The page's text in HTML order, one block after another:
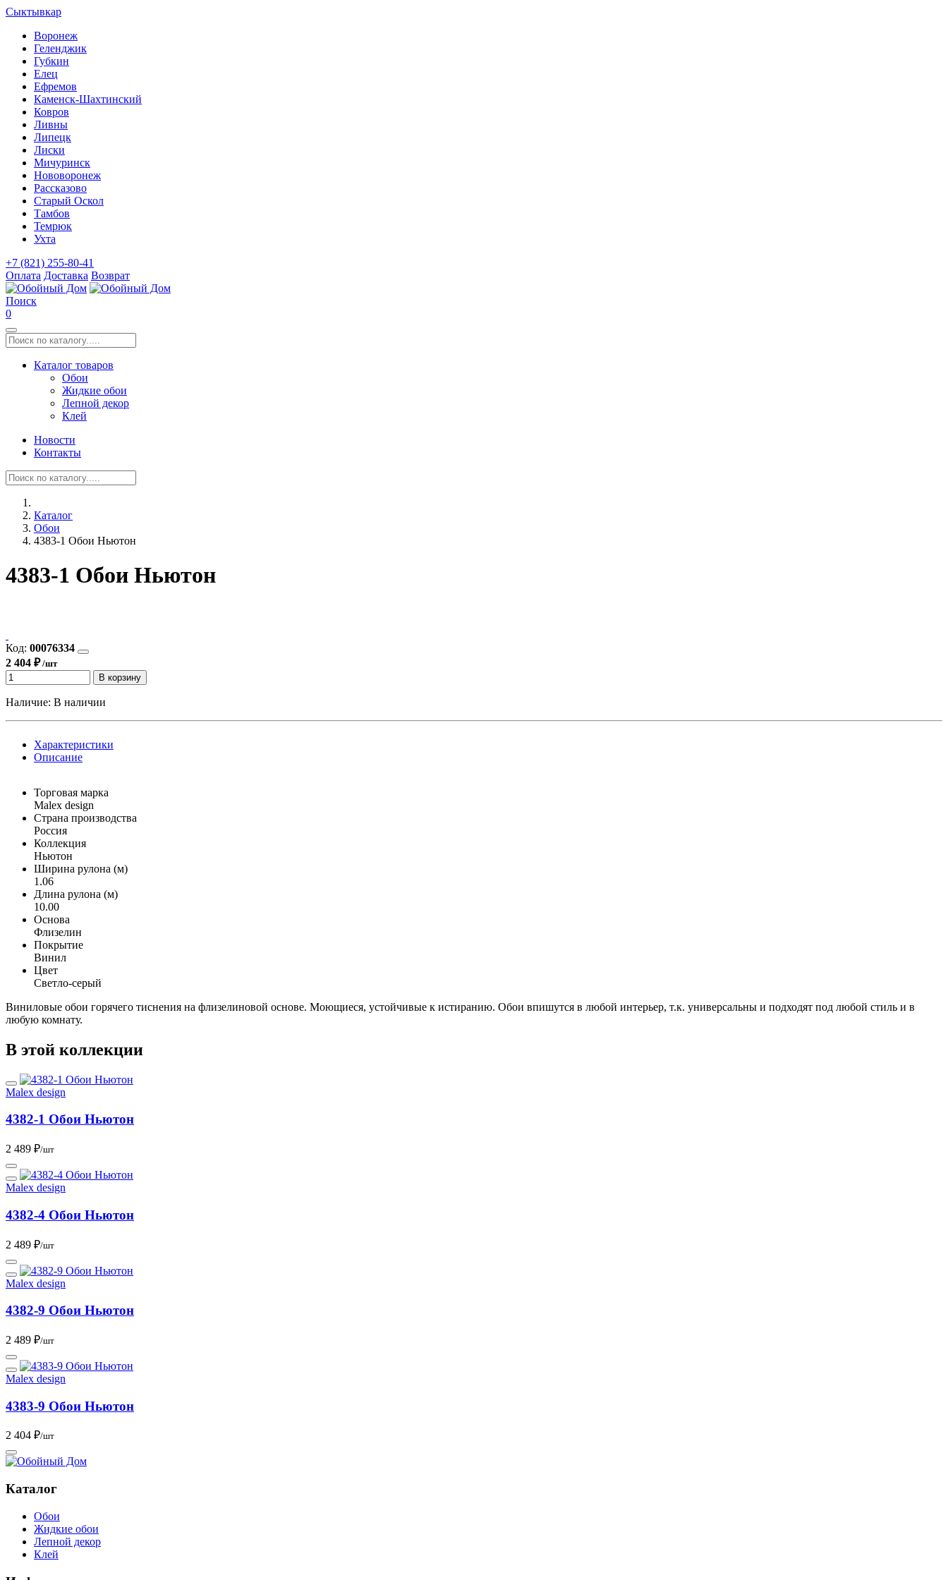
Сыктывкар
Воронеж
Геленджик
Губкин
Елец
Ефремов
Каменск-Шахтинский
Ковров
Ливны
Липецк
Лиски
Мичуринск
Нововоронеж
Рассказово
Старый Оскол
Тамбов
Темрюк
Ухта
+7 (821) 255-80-41
Оплата Доставка Возврат
Поиск
0
Каталог товаров
Обои
Жидкие обои
Лепной декор
Клей
Новости
Контакты
Каталог
Обои
4383-1 Обои Ньютон
4383-1 Обои Ньютон
Код: 00076334
2 404 ₽/шт
В корзину
Наличие: В наличии
Характеристики
Описание
Торговая марка
Malex design
Страна производства
Россия
Коллекция
Ньютон
Ширина рулона (м)
1.06
Длина рулона (м)
10.00
Основа
Флизелин
Покрытие
Винил
Цвет
Светло-серый
Виниловые обои горячего тиснения на флизелиновой основе. Моющиеся, устойчивые к истиранию. Обои впишутся в любой интерьер, т.к. универсальны и подходят под любой стиль и в
любую комнату.
В этой коллекции
Malex design
4382-1 Обои Ньютон
2 489 ₽/шт
Malex design
4382-4 Обои Ньютон
2 489 ₽/шт
Malex design
4382-9 Обои Ньютон
2 489 ₽/шт
Malex design
4383-9 Обои Ньютон
2 404 ₽/шт
Каталог
Обои
Жидкие обои
Лепной декор
Клей